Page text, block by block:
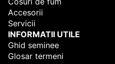
Accesorii
Servicii
INFORMATII UTILE
Ghid seminee
Glosar termeni